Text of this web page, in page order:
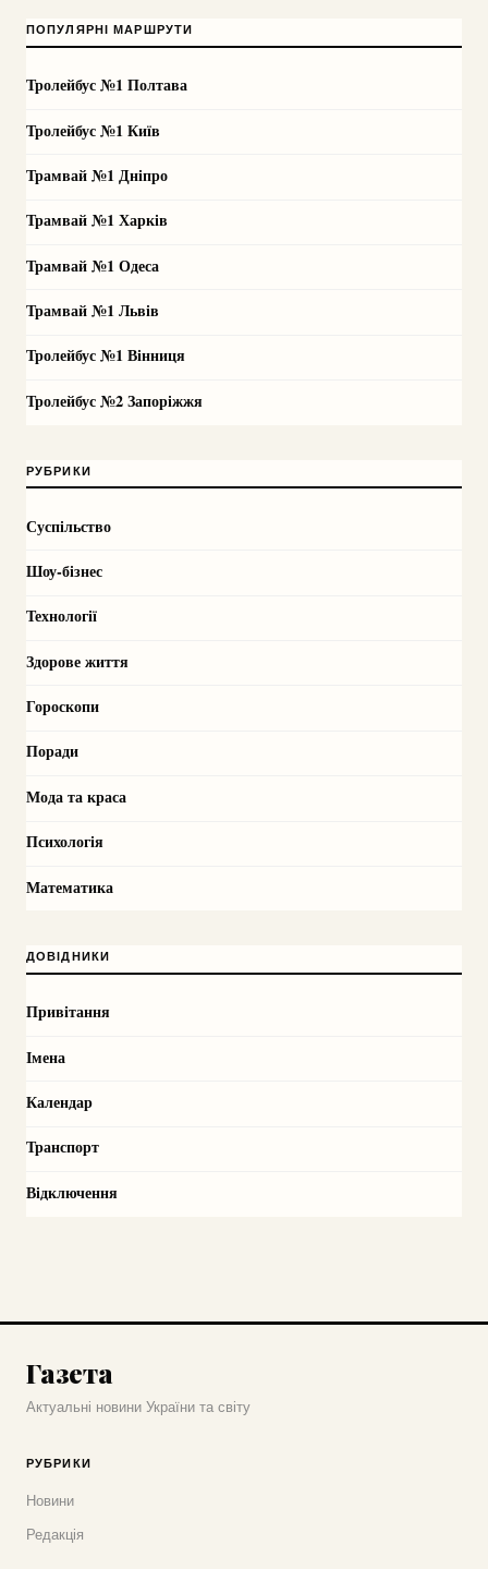
ПОПУЛЯРНІ МАРШРУТИ
Тролейбус №1 Полтава
Тролейбус №1 Київ
Трамвай №1 Дніпро
Трамвай №1 Харків
Трамвай №1 Одеса
Трамвай №1 Львів
Тролейбус №1 Вінниця
Тролейбус №2 Запоріжжя
РУБРИКИ
Суспільство
Шоу-бізнес
Технології
Здорове життя
Гороскопи
Поради
Мода та краса
Психологія
Математика
ДОВІДНИКИ
Привітання
Імена
Календар
Транспорт
Відключення
Газета
Актуальні новини України та світу
РУБРИКИ
Новини
Редакція